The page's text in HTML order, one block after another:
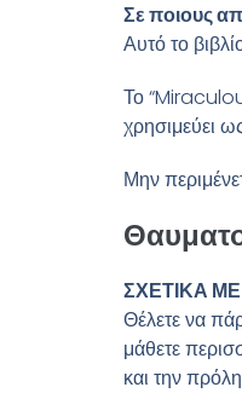
Σε ποιους
Αυτό το
Το
χρησιμεύει
Μην
ΣΧΕΤΙΚΑ ΜΕ
Θέλετε να
μάθετε
και την